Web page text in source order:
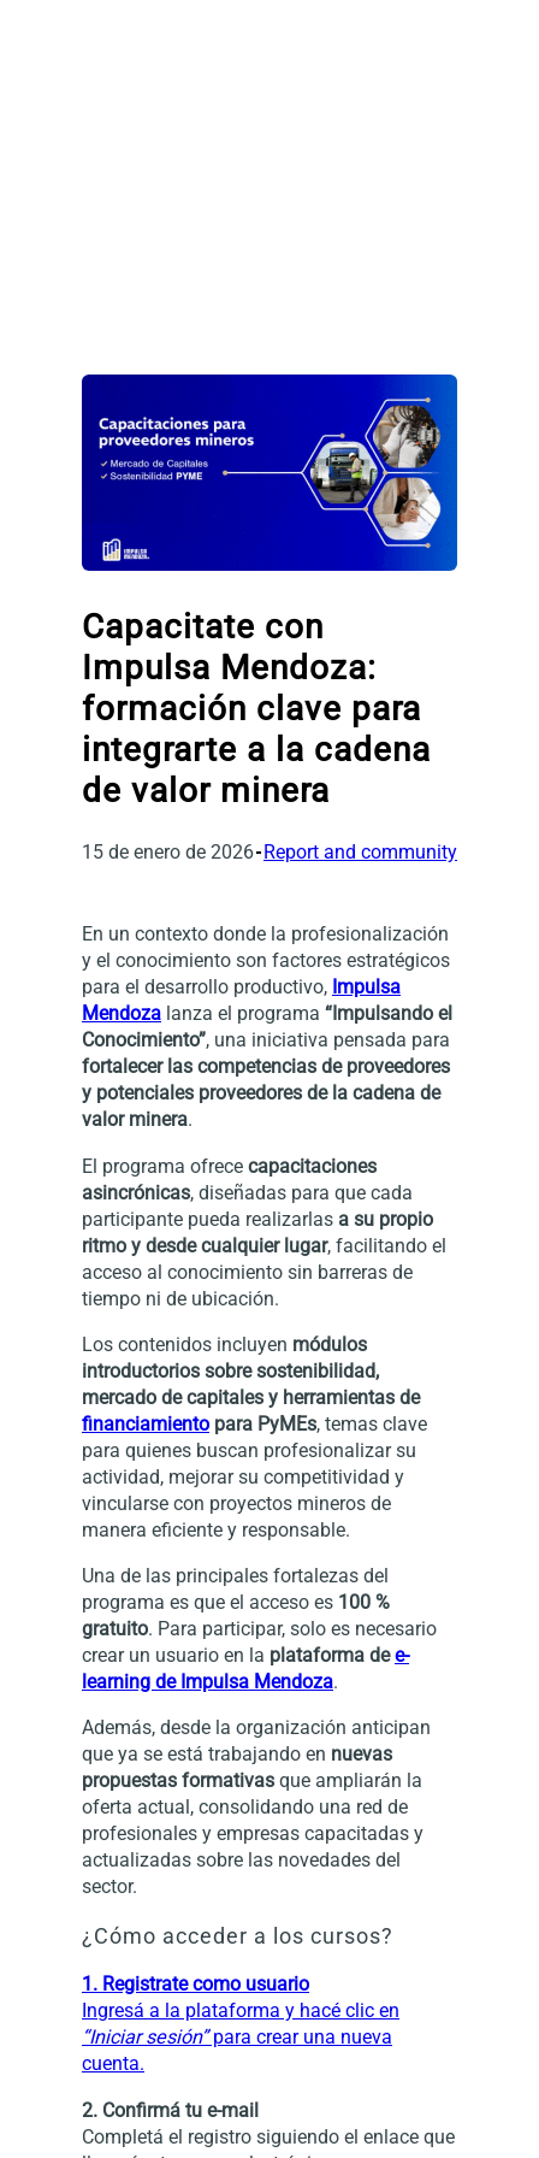
Capacitate con
Impulsa Mendoza:
formación clave para
integrarte a la cadena
de valor minera
15 de enero de 2026 Report and community
En un contexto donde la profesionalización
y el conocimiento son factores estratégicos
para el desarrollo productivo, Impulsa
Mendoza lanza el programa “Impulsando el
Conocimiento”, una iniciativa pensada para
fortalecer las competencias de proveedores
y potenciales proveedores de la cadena de
valor minera.
El programa ofrece capacitaciones
asincrónicas, diseñadas para que cada
participante pueda realizarlas a su propio
ritmo y desde cualquier lugar, facilitando el
acceso al conocimiento sin barreras de
tiempo ni de ubicación.
Los contenidos incluyen módulos
introductorios sobre sostenibilidad,
mercado de capitales y herramientas de
financiamiento para PyMEs, temas clave
para quienes buscan profesionalizar su
actividad, mejorar su competitividad y
vincularse con proyectos mineros de
manera eficiente y responsable.
Una de las principales fortalezas del
programa es que el acceso es 100 %
gratuito. Para participar, solo es necesario
crear un usuario en la plataforma dee-
learning de Impulsa Mendoza.
Además, desde la organización anticipan
que ya se está trabajando en nuevas
propuestas formativas que ampliarán la
oferta actual, consolidando una red de
profesionales y empresas capacitadas y
actualizadas sobre las novedades del
sector.
¿Cómo acceder a los cursos?
1. Registrate como usuario
Ingresá a la plataforma y hacé clic en
“Iniciar sesión”para crear una nueva
cuenta.
2. Confirmá tu e-mail
Completá el registro siguiendo el enlace que